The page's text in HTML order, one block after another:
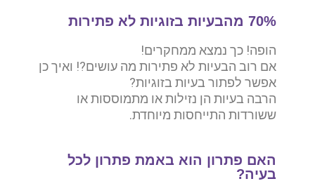
70% מהבעיות בזוגיות לא פתירות
הופה! כך נמצא ממחקרים!
אם רוב הבעיות לא פתירות מה עושים?! ואיך כן
אפשר לפתור בעיות בזוגיות?
הרבה בעיות הן נזילות או מתמוססות או
ששורדות התייחסות מיוחדת.
האם פתרון הוא באמת פתרון לכל
בעיה?